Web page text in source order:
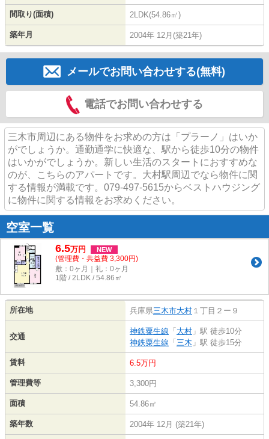
間取り(面積) 2LDK(54.86㎡)
築年月 2004年 12月(築21年)
メールでお問い合わせする(無料)
電話でお問い合わせする
三木市周辺にある物件をお求めの方は「プラーノ」はいか
がでしょうか。通勤通学に快適な、駅から徒歩10分の物件
はいかがでしょうか。新しい生活のスタートにおすすめな
のが、こちらのアパートです。大村駅周辺でなら物件に関
する情報が満載です。079-497-5615からベストハウジング
に物件に関する情報をお求めください。
空室一覧
6.5万円 NEW
(管理費・共益費 3,300円)
敷：0ヶ月｜礼：0ヶ月
1階 / 2LDK / 54.86㎡
所在地 兵庫県三木市大村 １丁目２ー９
交通
神鉄粟生線 「 大村 」駅 徒歩10分
神鉄粟生線 「 三木 」駅 徒歩15分
賃料 6.5万円
管理費等 3,300円
面積 54.86㎡
築年数 2004年 12月 (築21年)